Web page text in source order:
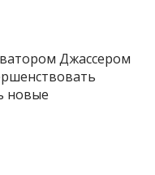
Джассером
новые